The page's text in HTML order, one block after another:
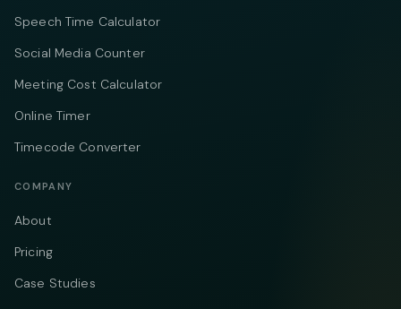
Speech Time Calculator
Social Media Counter
Meeting Cost Calculator
Online Timer
Timecode Converter
COMPANY
About
Pricing
Case Studies